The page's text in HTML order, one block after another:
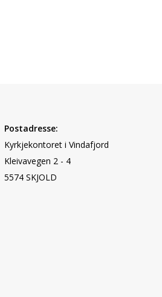
Postadresse:
Kyrkjekontoret i Vindafjord
Kleivavegen 2 - 4
5574 SKJOLD